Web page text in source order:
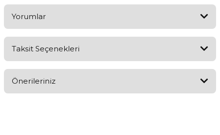
Yorumlar
Taksit Seçenekleri
Önerileriniz